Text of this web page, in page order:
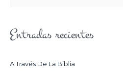
U
C
Entradas recientes
A Través De La Biblia